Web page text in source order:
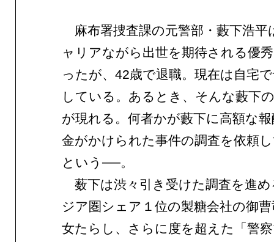
麻布署捜査課の元警部・藪下浩平
ャリアながら出世を期待される優
ったが、42歳で退職。現在は自宅
している。あるとき、そんな藪下
が現れる。何者かが藪下に高額な
金がかけられた事件の調査を依頼
という──。
薮下は渋々引き受けた調査を進
ジア圏シェア１位の製糖会社の御
女たらし、さらに度を超えた「警